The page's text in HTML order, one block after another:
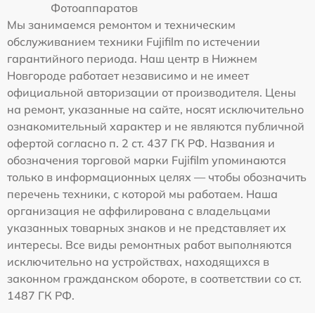
Фотоаппаратов
Мы занимаемся ремонтом и техническим
обслуживанием техники Fujifilm по истечении
гарантийного периода. Наш центр в Нижнем
Новгороде работает независимо и не имеет
официальной авторизации от производителя. Цены
на ремонт, указанные на сайте, носят исключительно
ознакомительный характер и не являются публичной
офертой согласно п. 2 ст. 437 ГК РФ. Названия и
обозначения торговой марки Fujifilm упоминаются
только в информационных целях — чтобы обозначить
перечень техники, с которой мы работаем. Наша
организация не аффилирована с владельцами
указанных товарных знаков и не представляет их
интересы. Все виды ремонтных работ выполняются
исключительно на устройствах, находящихся в
законном гражданском обороте, в соответствии со ст.
1487 ГК РФ.